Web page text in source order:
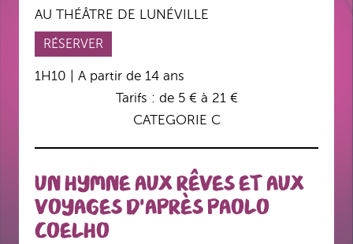
AU THÉÂTRE DE LUNÉVILLE
RÉSERVER
1H10 | A partir de 14 ans
Tarifs : de 5 € à 21 €
CATEGORIE C
Un hymne aux rêves et aux
voyages d'après Paolo
Coelho